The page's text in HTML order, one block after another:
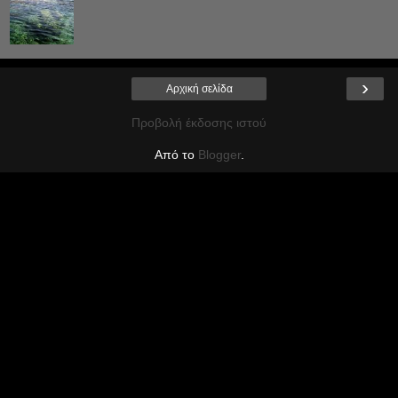
›
Αρχική σελίδα
Προβολή έκδοσης ιστού
Από το Blogger.